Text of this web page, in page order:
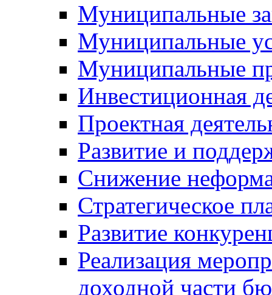
Муниципальные
Муниципальные
Муниципальные
Инвестиционная
Проектная
Развитие и
Снижение
Стратегическое
Развитие
Реализация
доходной части